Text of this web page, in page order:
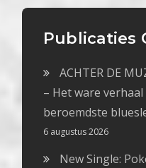
Publicaties
ACHTER DE
– Het ware
beroemdste
6 augustus 2026
New Single: